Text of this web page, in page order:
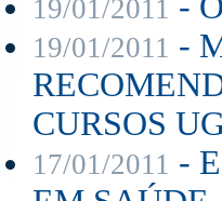
19/01/2011
19/01/2011 -
CURSOS
17/01/2011 -